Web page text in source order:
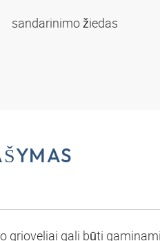
sandarinimo žiedas
grioveliai gali būti